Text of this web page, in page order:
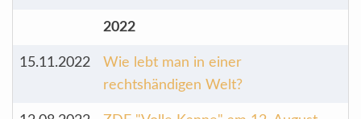
2022
15.11.2022
Wie lebt man in einer
rechtshändigen Welt?